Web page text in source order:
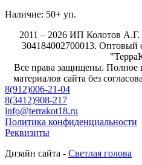
Наличие: 50+ уп.
2011 – 2026 ИП Колотов
304184002700013.
Все права защищены. Полное
материалов сайта без
8(912)006-21-04
8(3412)908-217
info@terrakot18.ru
Политика конфиденциальности
Реквизиты
Дизайн сайта - Светлая голова